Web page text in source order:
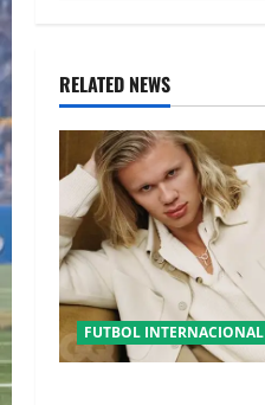
RELATED NEWS
FUTBOL INTERNACIONAL